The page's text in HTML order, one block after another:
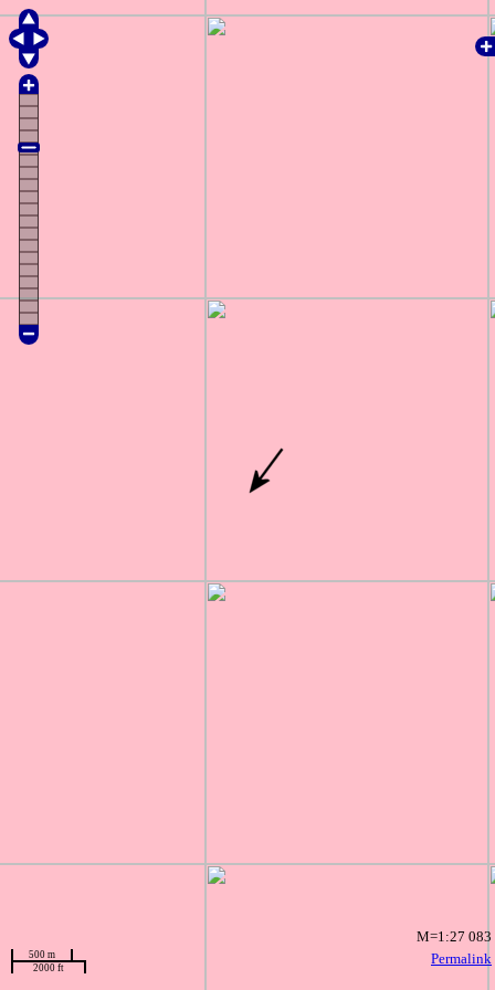
Permalink
500 m
2000 ft
M=1:27 083